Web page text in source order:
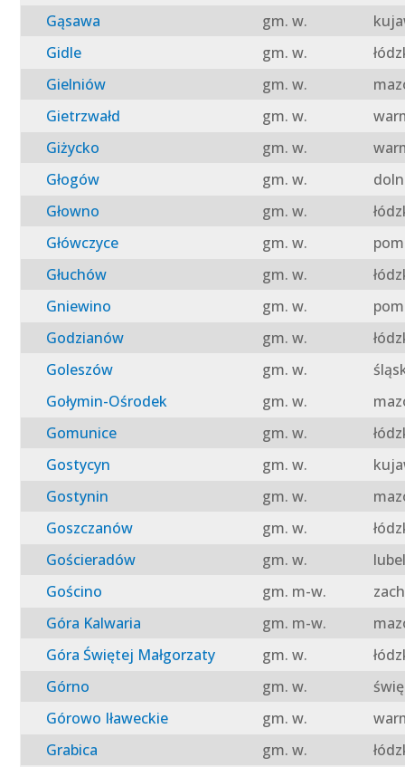
Gąsawa
gm. w.
Gidle
gm. w.
Gielniów
gm. w.
Gietrzwałd
gm. w.
Giżycko
gm. w.
Głogów
gm. w.
Głowno
gm. w.
Główczyce
gm. w.
Głuchów
gm. w.
Gniewino
gm. w.
Godzianów
gm. w.
Goleszów
gm. w.
Gołymin-Ośrodek
gm. w.
Gomunice
gm. w.
Gostycyn
gm. w.
Gostynin
gm. w.
Goszczanów
gm. w.
Gościeradów
gm. w.
Gościno
gm. m-w.
Góra Kalwaria
gm. m-w.
Góra Świętej Małgorzaty
gm. w.
Górno
gm. w.
Górowo Iławeckie
gm. w.
Grabica
gm. w.